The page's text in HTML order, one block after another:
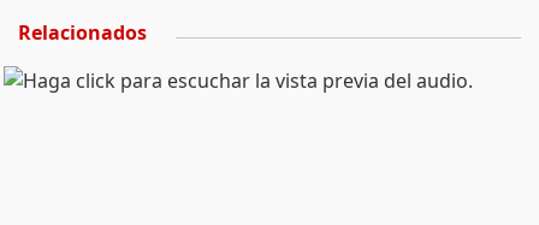
Relacionados